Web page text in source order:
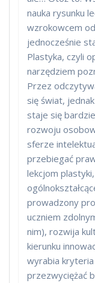
nauka rysunku
wzrokowcem
jednocześnie
Plastyka, czyli
narzędziem
Przez
się świat,
staje się
rozwoju
sferze
przebiegać
lekcjom
prowadzony
uczniem
nim), rozwija
kierunku
wyrabia
przezwyciężać